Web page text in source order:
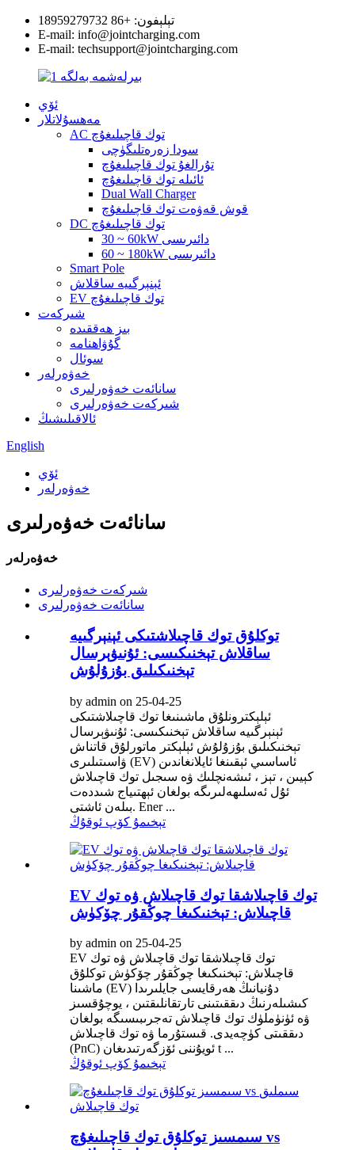
تېلېفون: +86 18959279732
E-mail: info@jointcharging.com
E-mail: techsupport@jointcharging.com
ئۆي
مەھسۇلاتلار
AC توك قاچىلىغۇچ
سودا زەرەتلىگۈچى
تۇرالغۇ توك قاچىلىغۇچ
ئائىلە توك قاچىلىغۇچ
Dual Wall Charger
قوش قەۋەت توك قاچىلىغۇچ
DC توك قاچىلىغۇچ
30 ~ 60kW دائىرىسى
60 ~ 180kW دائىرىسى
Smart Pole
ئېنېرگىيە ساقلاش
EV توك قاچىلىغۇچ
شىركەت
بىز ھەققىدە
گۇۋاھنامە
سوئال
خەۋەرلەر
سانائەت خەۋەرلىرى
شىركەت خەۋەرلىرى
ئالاقىلىشىڭ
English
ئۆي
خەۋەرلەر
سانائەت خەۋەرلىرى
خەۋەرلەر
شىركەت خەۋەرلىرى
سانائەت خەۋەرلىرى
توكلۇق توك قاچىلاشتىكى ئېنېرگىيە
ساقلاش تېخنىكىسى: ئۇنىۋېرسال
تېخنىكىلىق بۇزۇلۇش
by admin on 25-04-25
ئېلېكترونلۇق ماشىنىغا توك قاچىلاشتىكى
ئېنېرگىيە ساقلاش تېخنىكىسى: ئۇنىۋېرسال
تېخنىكىلىق بۇزۇلۇش ئېلېكتر ماتورلۇق قاتناش
ۋاسىتىلىرى (EV) ئاساسىي ئېقىنغا ئايلانغاندىن
كېيىن ، تېز ، ئىشەنچلىك ۋە سىجىل توك قاچىلاش
ئۇل ئەسلىھەلىرىگە بولغان ئېھتىياج شىددەت
بىلەن ئاشتى. Ener ...
تېخىمۇ كۆپ ئوقۇڭ
EV توك قاچىلاشقا توك قاچىلاش ۋە توك
قاچىلاش: تېخنىكىغا چوڭقۇر چۆكۈش
by admin on 25-04-25
EV توك قاچىلاشقا توك قاچىلاش ۋە توك
قاچىلاش: تېخنىكىغا چوڭقۇر چۆكۈش توكلۇق
ماشىنا (EV) دۇنيانىڭ ھەرقايسى جايلىرىدا
كىشىلەرنىڭ دىققىتىنى تارتقانلىقتىن ، يوچۇقسىز
ۋە ئۈنۈملۈك توك قاچىلاش تەجرىبىسىگە بولغان
دىققىتى كۈچەيدى. قىستۇرما ۋە توك قاچىلاش
(PnC) ئويۇننى ئۆزگەرتىدىغان t ...
تېخىمۇ كۆپ ئوقۇڭ
سىمسىز توكلۇق توك قاچىلىغۇچ vs